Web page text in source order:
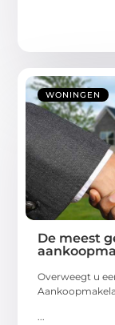
WONINGEN
De meest
Overweegt u
...